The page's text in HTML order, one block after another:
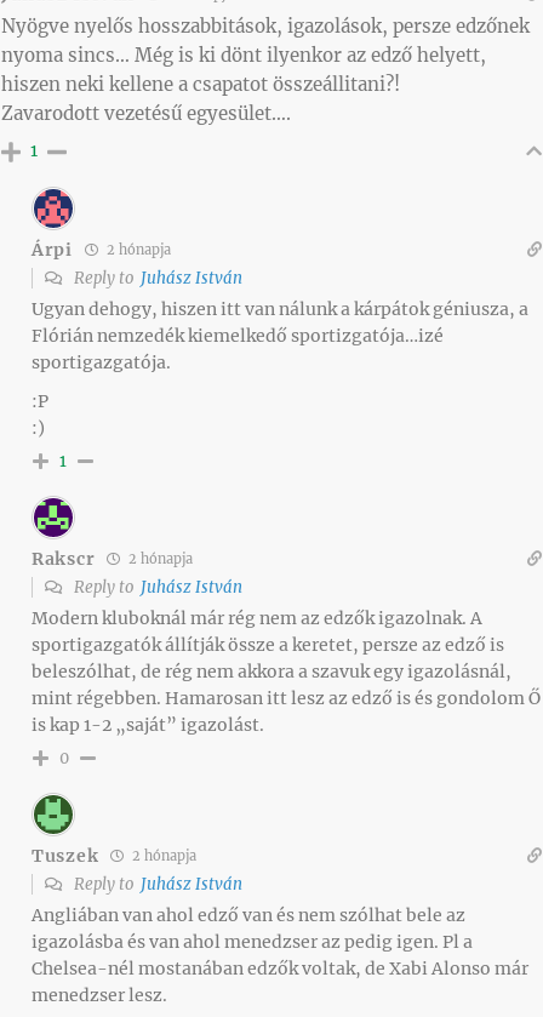
Nyögve nyelős hosszabbitások, igazolások, persze edzőnek
nyoma sincs… Még is ki dönt ilyenkor az edző helyett,
hiszen neki kellene a csapatot összeállitani?!
Zavarodott vezetésű egyesület….
1
Árpi 2 hónapja
Reply to Juhász István
Ugyan dehogy, hiszen itt van nálunk a kárpátok géniusza, a
Flórián nemzedék kiemelkedő sportizgatója…izé
sportigazgatója.
:P
:)
1
Rakscr 2 hónapja
Reply to Juhász István
Modern kluboknál már rég nem az edzők igazolnak. A
sportigazgatók állítják össze a keretet, persze az edző is
beleszólhat, de rég nem akkora a szavuk egy igazolásnál,
mint régebben. Hamarosan itt lesz az edző is és gondolom Ő
is kap 1-2 „saját” igazolást.
0
Tuszek 2 hónapja
Reply to Juhász István
Angliában van ahol edző van és nem szólhat bele az
igazolásba és van ahol menedzser az pedig igen. Pl a
Chelsea-nél mostanában edzők voltak, de Xabi Alonso már
menedzser lesz.